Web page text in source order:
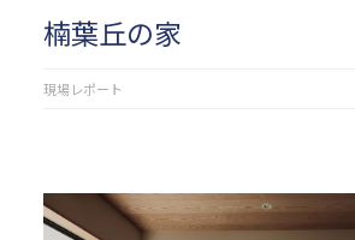
楠葉丘の家
現場レポート